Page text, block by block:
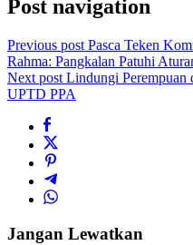
Post navigation
Previous post Pasca Teken
Rahma: Pangkalan Patuhi
Next post Lindungi Perempuan
UPTD PPA
Jangan Lewatkan